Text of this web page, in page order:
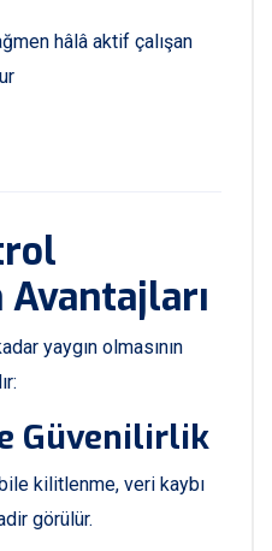
hâlâ aktif çalışan
yaygın olmasının
Güvenilirlik
kilitlenme, veri kaybı
görülür.